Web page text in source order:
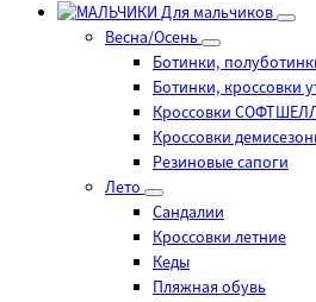
Для мальчиков
Весна/Осень
Ботинки,
Ботинки, кроссовки
Кроссовки
Кроссовки
Резиновые сапоги
Лето
Cандалии
Кроссовки летние
Кеды
Пляжная обувь